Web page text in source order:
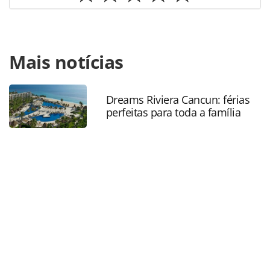
https://www.panrotas.com.br/mercado/operadoras/2023/
papaya-anuncia-frederico-levy-como-novo-
diretor_199643.html ou as ferramentas oferecidas na
página. Todo o conteúdo produzido pela PANROTAS
Editora é protegido pela legislação brasileira sobre direito
autoral. Não reproduza o conteúdo sem autorização da
Mais notícias
Dreams Riviera Cancun: férias
perfeitas para toda a família